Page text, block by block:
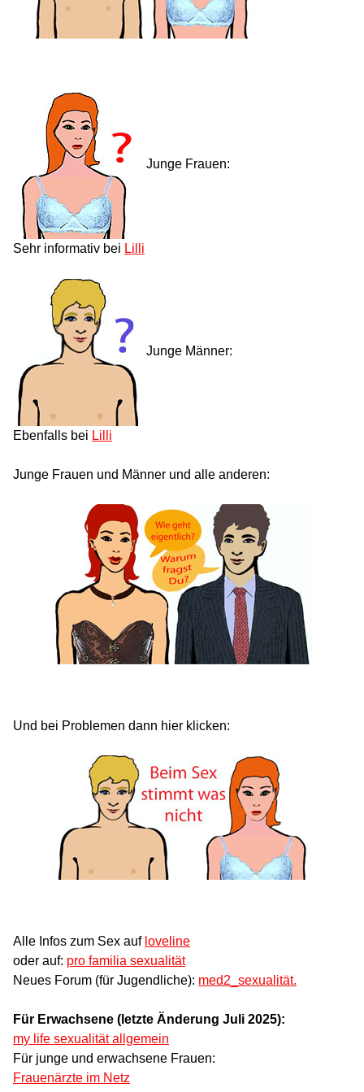
Junge Frauen:
Sehr informativ bei Lilli
Junge Männer:
Ebenfalls bei Lilli
Junge Frauen und Männer und alle anderen:
Und bei Problemen dann hier klicken:
Alle Infos zum Sex auf loveline
oder auf: pro familia sexualität
Neues Forum (für Jugendliche): med2_sexualität.
Für Erwachsene (letzte Änderung Juli 2025):
my life sexualität allgemein
Für junge und erwachsene Frauen:
Frauenärzte im Netz